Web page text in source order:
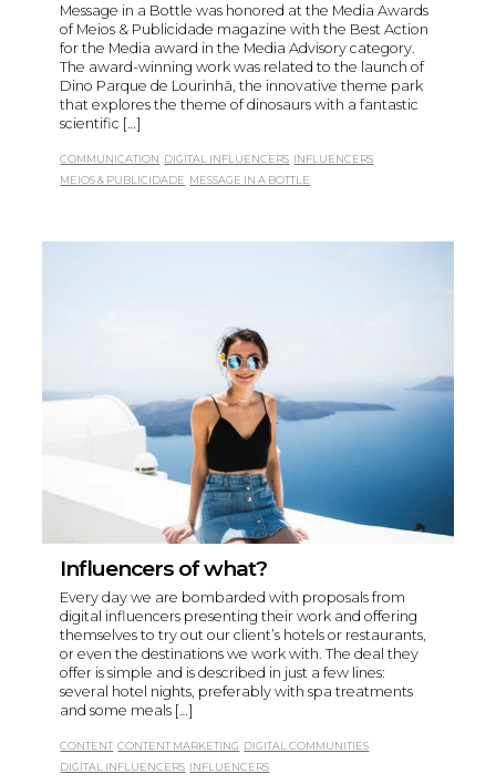
Message in a Bottle was honored at the Media Awards
of Meios & Publicidade magazine with the Best Action
for the Media award in the Media Advisory category.
The award-winning work was related to the launch of
Dino Parque de Lourinhã, the innovative theme park
that explores the theme of dinosaurs with a fantastic
scientific […]
COMMUNICATION DIGITAL INFLUENCERS INFLUENCERS
MEIOS & PUBLICIDADE MESSAGE IN A BOTTLE
Influencers of what?
Every day we are bombarded with proposals from
digital influencers presenting their work and offering
themselves to try out our client’s hotels or restaurants,
or even the destinations we work with. The deal they
offer is simple and is described in just a few lines:
several hotel nights, preferably with spa treatments
and some meals […]
CONTENT CONTENT MARKETING DIGITAL COMMUNITIES
DIGITAL INFLUENCERS INFLUENCERS